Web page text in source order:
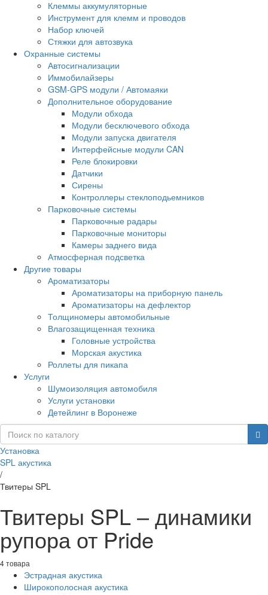
Клеммы аккумуляторные
Инструмент для клемм и проводов
Набор ключей
Стяжки для автозвука
Охранные системы
Автосигнализации
Иммобилайзеры
GSM-GPS модули / Автомаяки
Дополнительное оборудование
Модули обхода
Модули бесключевого обхода
Модули запуска двигателя
Интерфейсные модули CAN
Реле блокировки
Датчики
Сирены
Контроллеры стеклоподьемников
Парковочные системы
Парковочные радары
Парковочные мониторы
Камеры заднего вида
Атмосферная подсветка
Другие товары
Ароматизаторы
Ароматизаторы на приборную панель
Ароматизаторы на дефлектор
Толщиномеры автомобильные
Влагозащищенная техника
Головные устройства
Морская акустика
Роллеты для пикапа
Услуги
Шумоизоляция автомобиля
Услуги установки
Детейлинг в Воронеже
Установка
SPL акустика
/
Твитеры SPL
Твитеры SPL – динамики
рупора от Pride
4 товара
Эстрадная акустика
Широкополосная акустика